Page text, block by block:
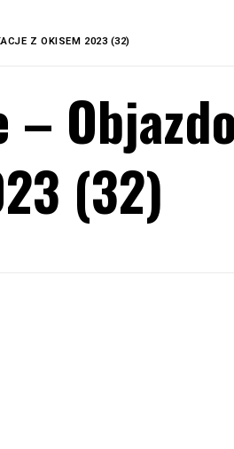
Z OKISEM 2023 (32)
–
(32)